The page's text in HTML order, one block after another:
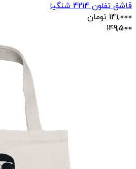
قاشق تفلون 4214 شنگیا
141,000 تومان
149,500